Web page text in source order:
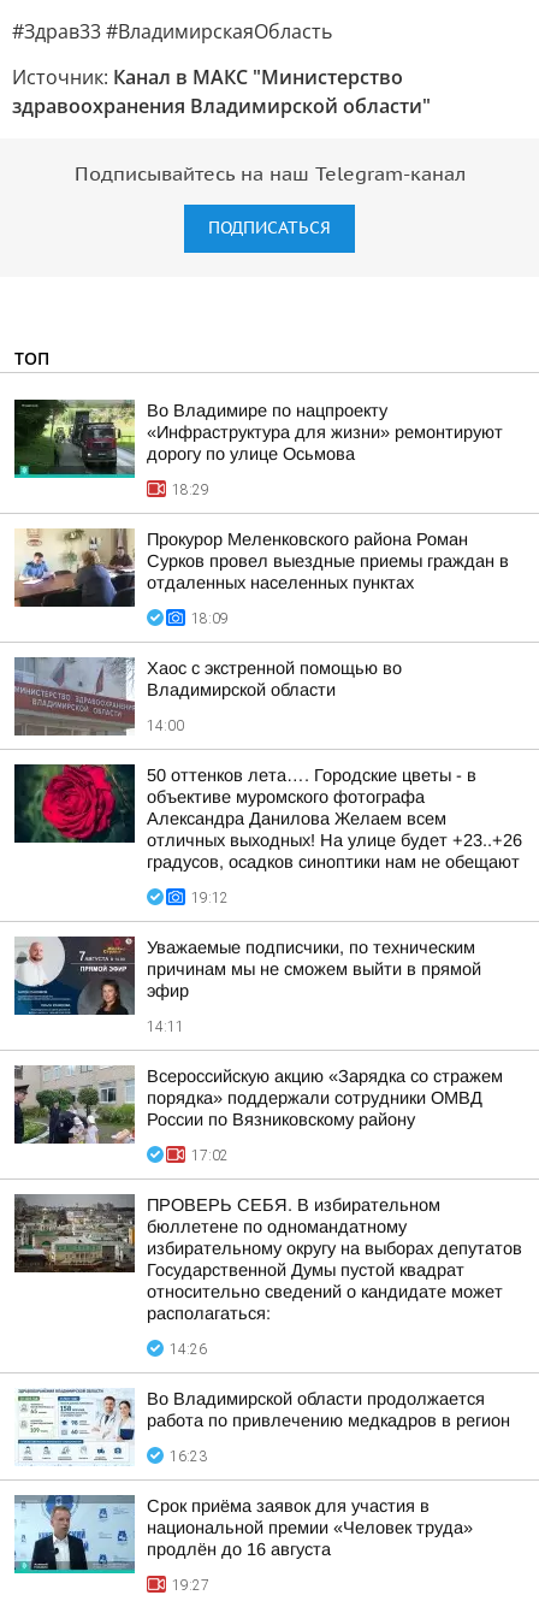
#Здрав33 #ВладимирскаяОбласть
Источник: Канал в МАКС "Министерство
здравоохранения Владимирской области"
Подписывайтесь на наш Telegram-канал
ПОДПИСАТЬСЯ
ТОП
Во Владимире по нацпроекту
«Инфраструктура для жизни» ремонтируют
дорогу по улице Осьмова
18:29
Прокурор Меленковского района Роман
Сурков провел выездные приемы граждан в
отдаленных населенных пунктах
18:09
Хаос с экстренной помощью во
Владимирской области
14:00
50 оттенков лета…. Городские цветы - в
объективе муромского фотографа
Александра Данилова Желаем всем
отличных выходных! На улице будет +23..+26
градусов, осадков синоптики нам не обещают
19:12
Уважаемые подписчики, по техническим
причинам мы не сможем выйти в прямой
эфир
14:11
Всероссийскую акцию «Зарядка со стражем
порядка» поддержали сотрудники ОМВД
России по Вязниковскому району
17:02
ПРОВЕРЬ СЕБЯ. В избирательном
бюллетене по одномандатному
избирательному округу на выборах депутатов
Государственной Думы пустой квадрат
относительно сведений о кандидате может
располагаться:
14:26
Во Владимирской области продолжается
работа по привлечению медкадров в регион
16:23
Срок приёма заявок для участия в
национальной премии «Человек труда»
продлён до 16 августа
19:27